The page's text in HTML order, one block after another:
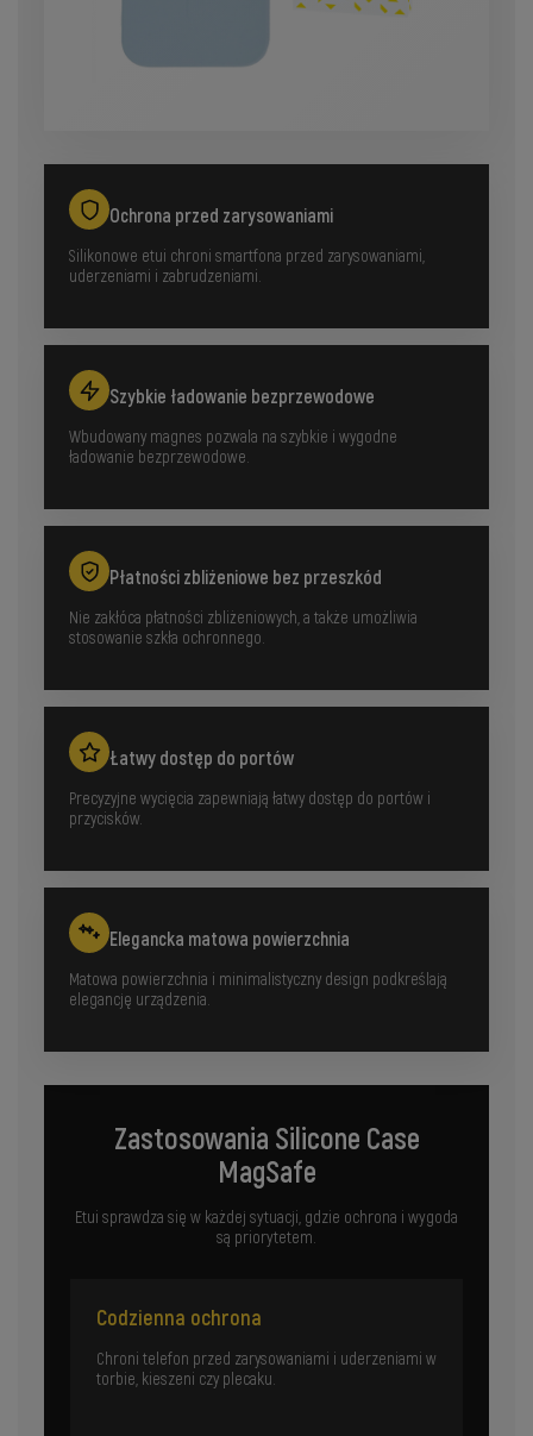
Ochrona przed zarysowaniami
Silikonowe etui chroni smartfona przed zarysowaniami,
uderzeniami i zabrudzeniami.
Szybkie ładowanie bezprzewodowe
Wbudowany magnes pozwala na szybkie i wygodne
ładowanie bezprzewodowe.
Płatności zbliżeniowe bez przeszkód
Nie zakłóca płatności zbliżeniowych, a także umożliwia
stosowanie szkła ochronnego.
Łatwy dostęp do portów
Precyzyjne wycięcia zapewniają łatwy dostęp do portów i
przycisków.
Elegancka matowa powierzchnia
Matowa powierzchnia i minimalistyczny design podkreślają
elegancję urządzenia.
Zastosowania Silicone Case
MagSafe
Etui sprawdza się w każdej sytuacji, gdzie ochrona i wygoda
są priorytetem.
Codzienna ochrona
Chroni telefon przed zarysowaniami i uderzeniami w
torbie, kieszeni czy plecaku.